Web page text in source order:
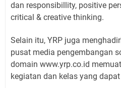
dan responsibillity, positive
critical & creative thinking.
Selain itu, YRP juga
pusat media pengembangan
domain www.yrp.co.id
kegiatan dan kelas yang